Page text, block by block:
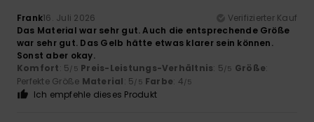
Frank16. Juli 2026
Verifizierter Kauf
Das Material war sehr gut. Auch die entsprechende Größe
war sehr gut. Das Gelb hätte etwas klarer sein können.
Sonst aber okay.
Komfort: 5/5 Preis-Leistungs-Verhältnis: 5/5 Größe:
Perfekte Größe Material: 5/5 Farbe: 4/5
Ich empfehle dieses Produkt